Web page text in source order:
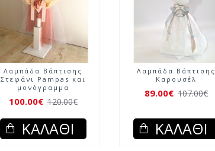
Λαμπάδα Βάπτισης
Στεφάνι Pampas και
μονόγραμμα
100.00€ 120.00€
ΚΑΛΆΘΙ
Λαμπάδα Βάπτισης
Καρουσέλ
89.00€ 107.00€
ΚΑΛΆΘΙ